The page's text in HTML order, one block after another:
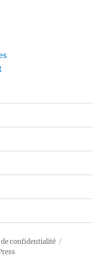
confidentialité